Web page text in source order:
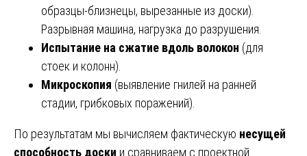
образцы-близнецы, вырезанные из доски).
Разрывная машина, нагрузка до разрушения.
Испытание на сжатие вдоль волокон (для
стоек и колонн).
Микроскопия (выявление гнилей на ранней
стадии, грибковых поражений).
По результатам мы вычисляем фактическую несущей
способность доски и сравниваем с проектной.